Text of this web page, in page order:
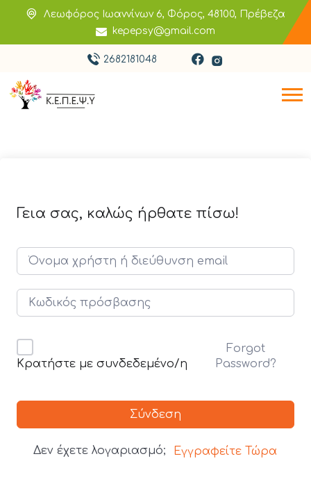
Λεωφόρος Ιωαννίνων 6, Φόρος, 48100, Πρέβεζα
kepepsy@gmail.com
2682181048
Γεια σας, καλώς ήρθατε πίσω!
Κρατήστε με συνδεδεμένο/η
Forgot
Password?
Σύνδεση
Δεν έχετε λογαριασμό; Εγγραφείτε Τώρα